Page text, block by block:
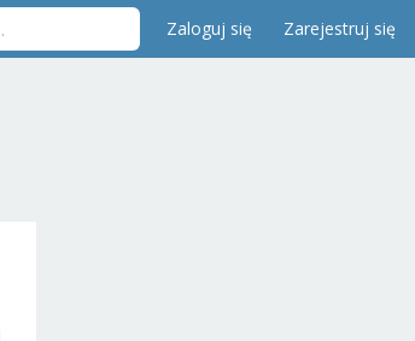
Zaloguj się Zarejestruj się